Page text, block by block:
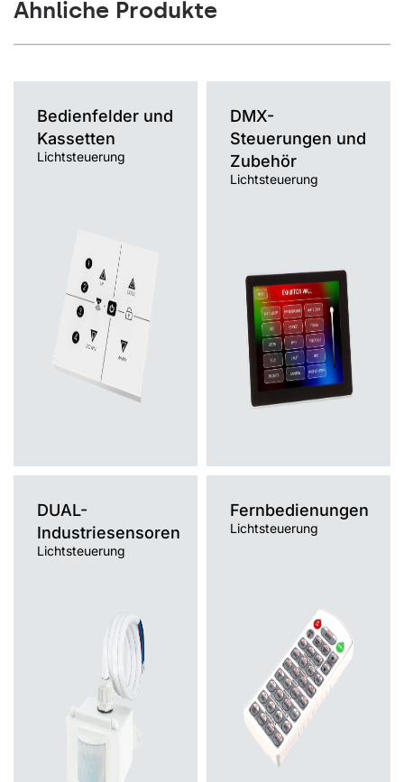
Ähnliche Produkte
Bedienfelder und
Kassetten
Lichtsteuerung
DMX-
Steuerungen und
Zubehör
Lichtsteuerung
DUAL-
Industriesensoren
Lichtsteuerung
Fernbedienungen
Lichtsteuerung